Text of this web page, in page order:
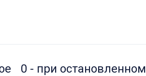
0 - при остановленном